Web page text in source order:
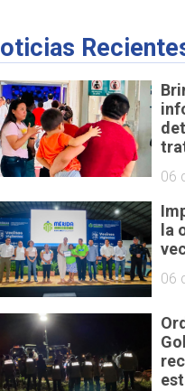
06
la
06